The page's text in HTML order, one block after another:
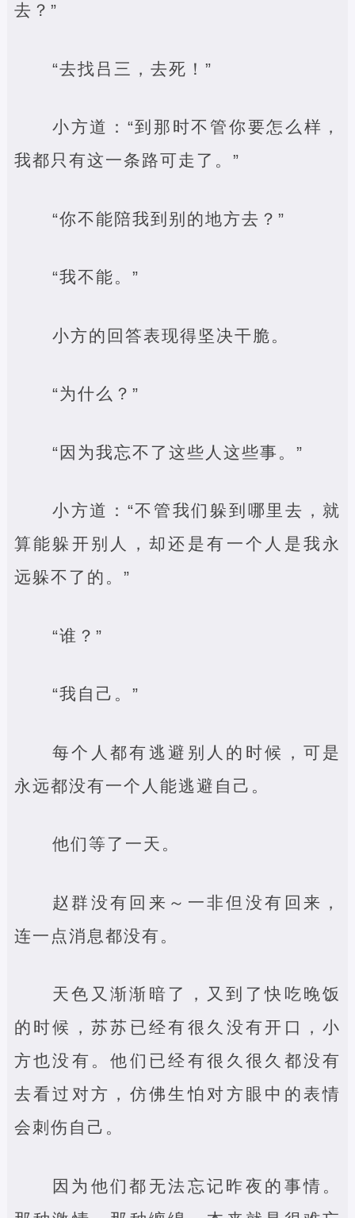
去？”
“去找吕三，去死！”
小方道：“到那时不管你要怎么样，
我都只有这一条路可走了。”
“你不能陪我到别的地方去？”
“我不能。”
小方的回答表现得坚决干脆。
“为什么？”
“因为我忘不了这些人这些事。”
小方道：“不管我们躲到哪里去，就
算能躲开别人，却还是有一个人是我永
远躲不了的。”
“谁？”
“我自己。”
每个人都有逃避别人的时候，可是
永远都没有一个人能逃避自己。
他们等了一天。
赵群没有回来～一非但没有回来，
连一点消息都没有。
天色又渐渐暗了，又到了快吃晚饭
的时候，苏苏已经有很久没有开口，小
方也没有。他们已经有很久很久都没有
去看过对方，仿佛生怕对方眼中的表情
会刺伤自己。
因为他们都无法忘记昨夜的事情。